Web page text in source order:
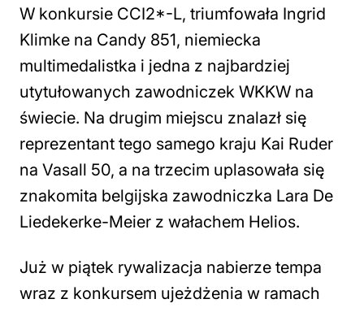
W konkursie CCI2*-L, triumfowała Ingrid
Klimke na Candy 851, niemiecka
multimedalistka i jedna z najbardziej
utytułowanych zawodniczek WKKW na
świecie. Na drugim miejscu znalazł się
reprezentant tego samego kraju Kai Ruder
na Vasall 50, a na trzecim uplasowała się
znakomita belgijska zawodniczka Lara De
Liedekerke-Meier z wałachem Helios.
Już w piątek rywalizacja nabierze tempa
wraz z konkursem ujeżdżenia w ramach